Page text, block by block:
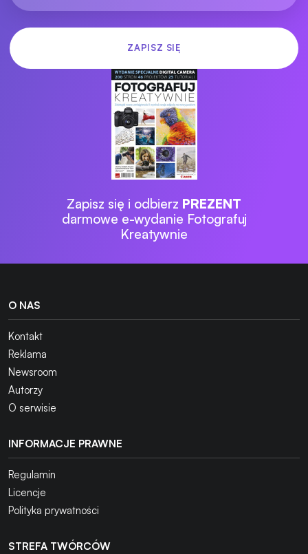
Zapisz się i odbierz PREZENT
darmowe e-wydanie Fotografuj
Kreatywnie
O NAS
Kontakt
Reklama
Newsroom
Autorzy
O serwisie
INFORMACJE PRAWNE
Regulamin
Licencje
Polityka prywatności
STREFA TWÓRCÓW